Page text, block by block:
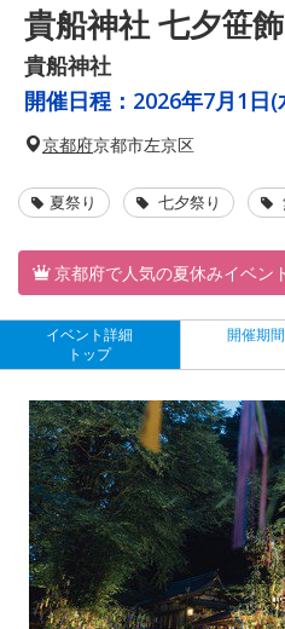
貴船神社 七夕笹
貴船神社
開催日程： 2026年7月1日
京都府京都市左京区
夏祭り 七夕祭り
京都府で人気の夏休みイベン
イベント詳細
トップ
開催期